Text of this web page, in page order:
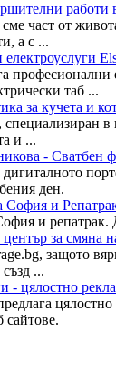
работи
част от
а с ...
професионални
таб ...
за кучета и
в
и ...
- Сватбен
дигиталното
ден.
и
и репатрак.
за смяна
защото
...
- цялостно
сайтове.